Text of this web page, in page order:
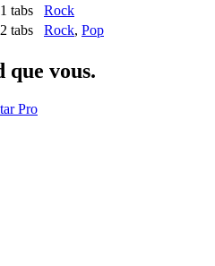
1 tabs
Rock
2 tabs Rock, Pop
que vous.
Pro